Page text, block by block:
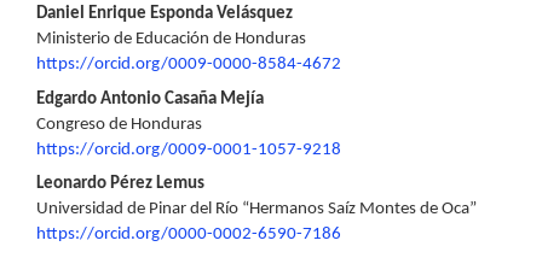
Contenido
principal
del
artículo
Daniel Enrique Esponda Velásquez
Ministerio de Educación de Honduras
https://orcid.org/0009-0000-8584-4672
Edgardo Antonio Casaña Mejía
Congreso de Honduras
https://orcid.org/0009-0001-1057-9218
Leonardo Pérez Lemus
Universidad de Pinar del Río “Hermanos Saíz Montes de Oca”
https://orcid.org/0000-0002-6590-7186